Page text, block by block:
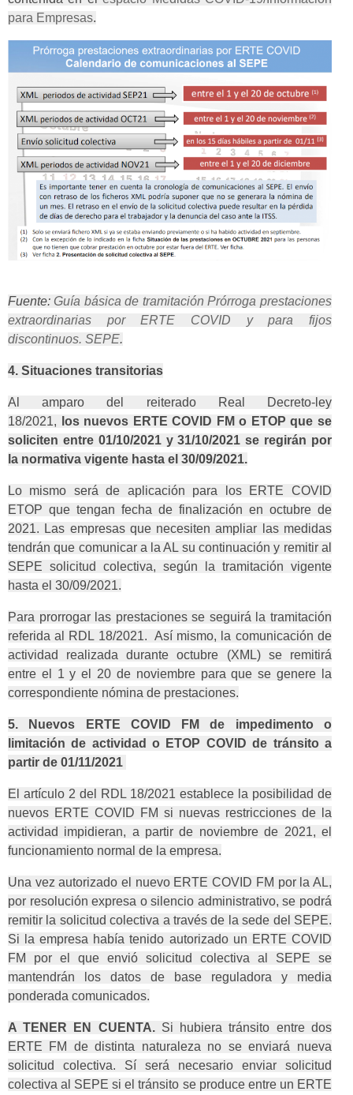
para Empresas.
Fuente:Guía básica de tramitación Prórroga prestaciones
extraordinarias por ERTE COVID y para fijos
discontinuos. SEPE.
4. Situaciones transitorias
Al amparo del reiterado Real Decreto-ley
18/2021,
los nuevos ERTE COVID FM o ETOP que se
soliciten entre 01/10/2021 y 31/10/2021 se regirán por
la normativa vigente hasta el 30/09/2021.
Lo mismo será de aplicación para los ERTE COVID
ETOP que tengan fecha de finalización en octubre de
2021. Las empresas que necesiten ampliar las medidas
tendrán que comunicar a la AL su continuación y remitir al
SEPE solicitud colectiva, según la tramitación vigente
hasta el 30/09/2021.
Para prorrogar las prestaciones se seguirá la tramitación
referida al RDL 18/2021. Así mismo, la comunicación de
actividad realizada durante octubre (XML) se remitirá
entre el 1 y el 20 de noviembre para que se genere la
correspondiente nómina de prestaciones.
5. Nuevos ERTE COVID FM de impedimento o
limitación de actividad o ETOP COVID de tránsito a
partir de 01/11/2021
El artículo 2 del RDL 18/2021 establece la posibilidad de
nuevos ERTE COVID FM si nuevas restricciones de la
actividad impidieran, a partir de noviembre de 2021, el
funcionamiento normal de la empresa.
Una vez autorizado el nuevo ERTE COVID FM por la AL,
por resolución expresa o silencio administrativo, se podrá
remitir la solicitud colectiva a través de la sede del SEPE.
Si la empresa había tenido autorizado un ERTE COVID
FM por el que envió solicitud colectiva al SEPE se
mantendrán los datos de base reguladora y media
ponderada comunicados.
A TENER EN CUENTA.Si hubiera tránsito entre dos
ERTE FM de distinta naturaleza no se enviará nueva
solicitud colectiva. Sí será necesario enviar solicitud
colectiva al SEPE si el tránsito se produce entre un ERTE